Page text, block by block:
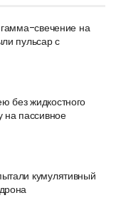
свечение на
пульсар с
без жидкостного
на пассивное
кумулятивный